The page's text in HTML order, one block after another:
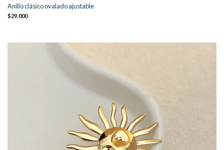
Anillo clásico ovalado ajustable
$29.000